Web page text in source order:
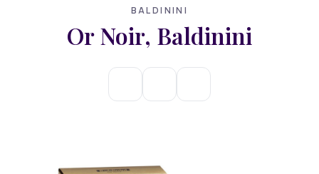
BALDININI
Or Noir, Baldinini